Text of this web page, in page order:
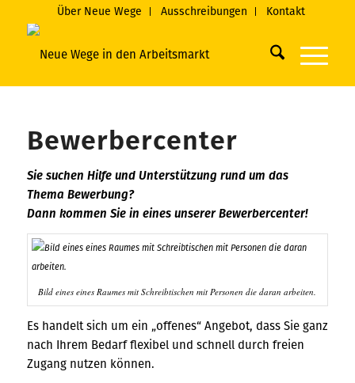
Über Neue Wege Ausschreibungen Kontakt
Bewerbercenter
Sie suchen Hilfe und Unterstützung rund um das
Thema Bewerbung?
Dann kommen Sie in eines unserer Bewerbercenter!
Bild eines eines Raumes mit Schreibtischen mit Personen die daran arbeiten.
Es handelt sich um ein „offenes“ Angebot, dass Sie ganz
nach Ihrem Bedarf flexibel und schnell durch freien
Zugang nutzen können.